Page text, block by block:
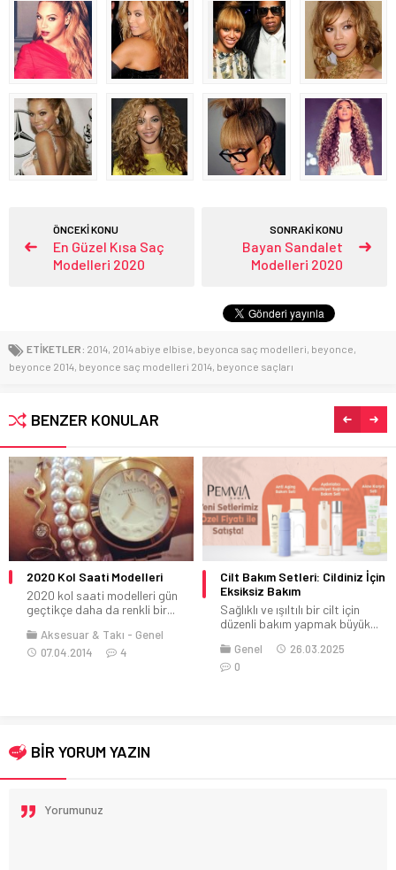
ÖNCEKİ KONU
En Güzel Kısa Saç
Modelleri 2020
SONRAKİ KONU
Bayan Sandalet
Modelleri 2020
ETİKETLER: 2014, 2014 abiye elbise, beyonca saç modelleri, beyonce,
beyonce 2014, beyonce saç modelleri 2014, beyonce saçları
BENZER KONULAR
2020 Kol Saati Modelleri
2020 kol saati modelleri gün
geçtikçe daha da renkli bir...
Aksesuar & Takı
Genel
07.04.2014
4
Cilt Bakım Setleri: Cildiniz İçin
Eksiksiz Bakım
Sağlıklı ve ışıltılı bir cilt için
düzenli bakım yapmak büyük...
Genel
26.03.2025
0
BİR YORUM YAZIN